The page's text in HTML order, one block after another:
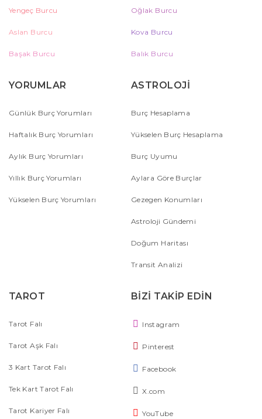
Yengeç Burcu Oğlak Burcu
Aslan Burcu Kova Burcu
Başak Burcu Balık Burcu
YORUMLAR
Günlük Burç Yorumları
Haftalık Burç Yorumları
Aylık Burç Yorumları
Yıllık Burç Yorumları
Yükselen Burç Yorumları
ASTROLOJİ
Burç Hesaplama
Yükselen Burç Hesaplama
Burç Uyumu
Aylara Göre Burçlar
Gezegen Konumları
Astroloji Gündemi
Doğum Haritası
Transit Analizi
TAROT
Tarot Falı
Tarot Aşk Falı
3 Kart Tarot Falı
Tek Kart Tarot Falı
Tarot Kariyer Falı
BİZİ TAKİP EDİN
Instagram
Pinterest
Facebook
X.com
YouTube